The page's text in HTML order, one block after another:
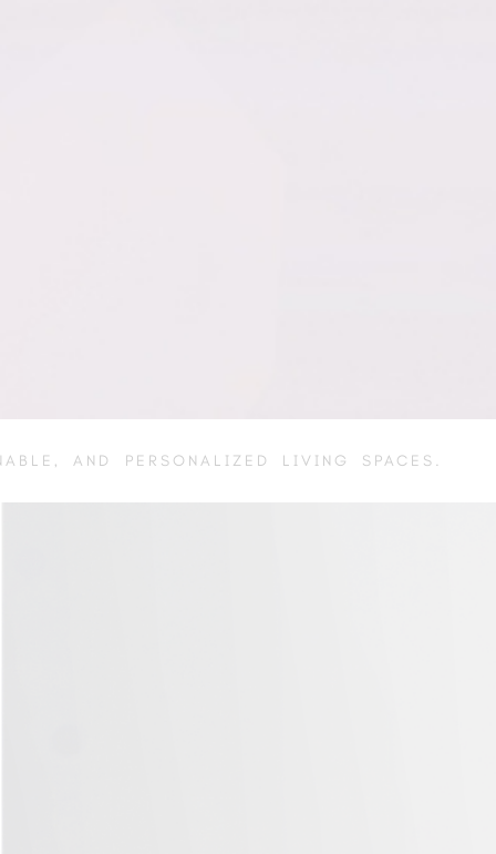
AND PERSONALIZED LIVING SPACES.